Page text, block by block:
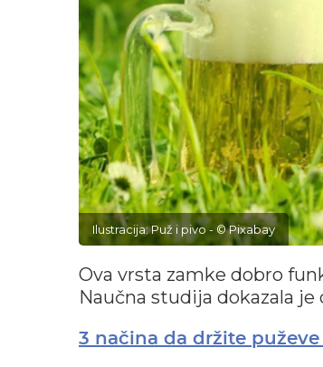
Ilustracija: Puž i pivo - © Pixabay
Ova vrsta zamke dobro
Naučna studija dokazala
3 načina da držite